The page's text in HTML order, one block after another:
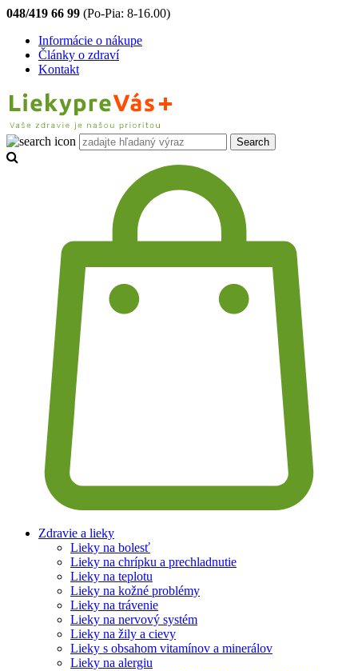
048/419 66 99 (Po-Pia: 8-16.00)
Informácie o nákupe
Články o zdraví
Kontakt
Zdravie a lieky
Lieky na bolesť
Lieky na chrípku a prechladnutie
Lieky na teplotu
Lieky na kožné problémy
Lieky na trávenie
Lieky na nervový systém
Lieky na žily a cievy
Lieky s obsahom vitamínov a minerálov
Lieky na alergiu